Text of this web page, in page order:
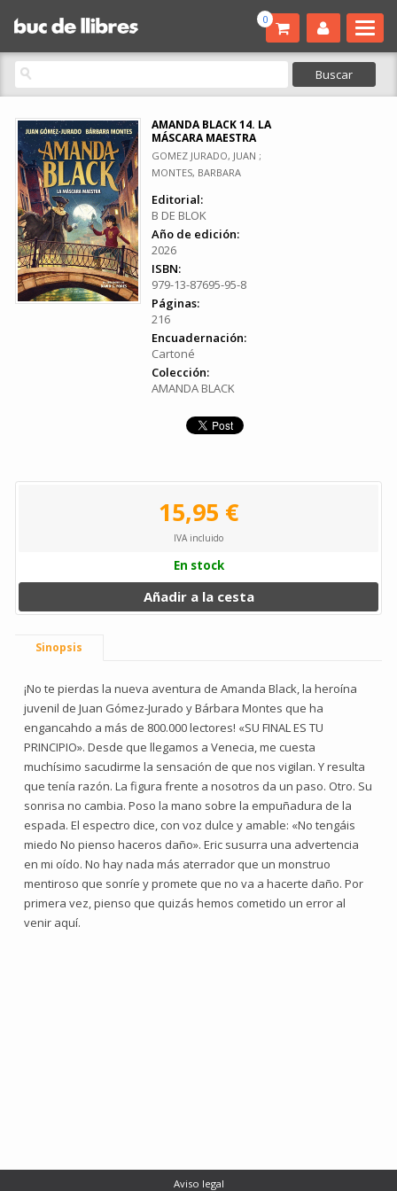
0
AMANDA BLACK 14. LA
MÁSCARA MAESTRA
GOMEZ JURADO, JUAN ;
MONTES, BARBARA
Editorial:
B DE BLOK
Año de edición:
2026
ISBN:
979-13-87695-95-8
Páginas:
216
Encuadernación:
Cartoné
Colección:
AMANDA BLACK
15,95 €
IVA incluido
En stock
Añadir a la cesta
Sinopsis
¡No te pierdas la nueva aventura de Amanda Black, la heroína
juvenil de Juan Gómez-Jurado y Bárbara Montes que ha
engancahdo a más de 800.000 lectores! «SU FINAL ES TU
PRINCIPIO». Desde que llegamos a Venecia, me cuesta
muchísimo sacudirme la sensación de que nos vigilan. Y resulta
que tenía razón. La figura frente a nosotros da un paso. Otro. Su
sonrisa no cambia. Poso la mano sobre la empuñadura de la
espada. El espectro dice, con voz dulce y amable: «No tengáis
miedo No pienso haceros daño». Eric susurra una advertencia
en mi oído. No hay nada más aterrador que un monstruo
mentiroso que sonríe y promete que no va a hacerte daño. Por
primera vez, pienso que quizás hemos cometido un error al
venir aquí.
Aviso legal